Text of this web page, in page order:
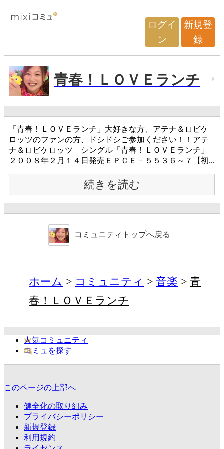
ログイ
ン
新規登
録
青春！ＬＯＶＥランチ
「青春！ＬＯＶＥランチ」大好きな方、アテナ＆ロビケ
ロッツのファンの方、ドシドシご参加ください！！アテ
ナ＆ロビケロッツ シングル「青春！ＬＯＶＥランチ」
２００８年２月１４日発売ＥＰＣＥ－５５３６～７【初...
続きを読む
コミュニティトップへ戻る
ホーム コミュニティ 音楽
青
春！ＬＯＶＥランチ
人気コミュニティ
コミュを探す
このページの上部へ
健全化の取り組み
プライバシーポリシー
新規登録
利用規約